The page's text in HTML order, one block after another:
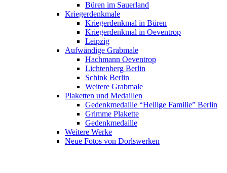
Büren im Sauerland
Kriegerdenkmale
Kriegerdenkmal in Büren
Kriegerdenkmal in Oeventrop
Leipzig
Aufwändige Grabmale
Hachmann Oeventrop
Lichtenberg Berlin
Schink Berlin
Weitere Grabmale
Plaketten und Medaillen
Gedenkmedaille “Heilige Familie” Berlin
Grimme Plakette
Gedenkmedaille
Weitere Werke
Neue Fotos von Dorlswerken